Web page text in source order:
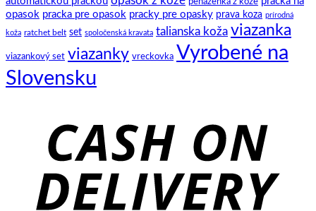
opasok pracka pre opasok pracky pre opasky prava koza prírodná
koža ratchet belt set spoločenská kravata talianska koža viazanka
viazankový set viazanky vreckovka Vyrobené na
Slovensku